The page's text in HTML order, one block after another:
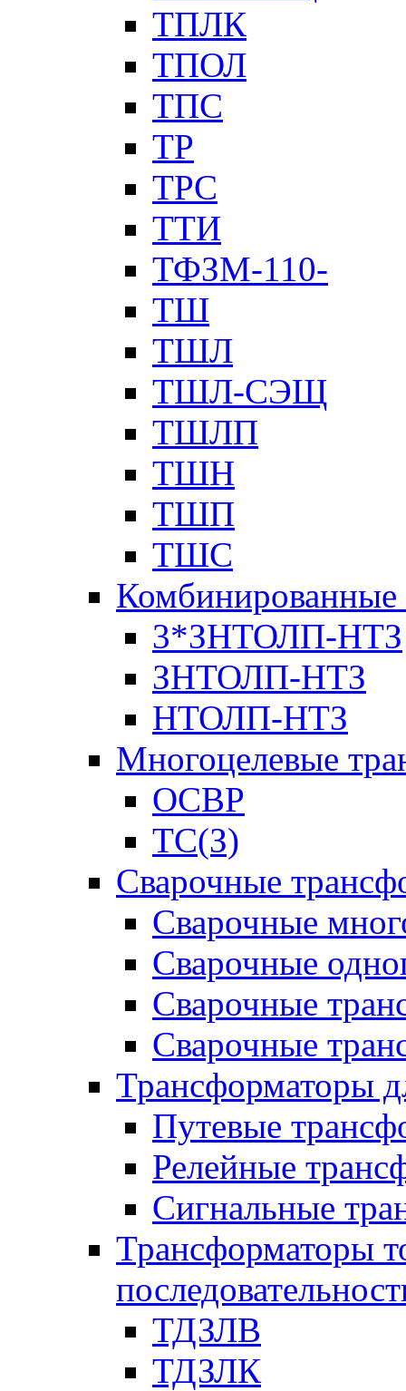
ТПЛК
ТПОЛ
ТПС
ТР
ТРС
ТТИ
ТФЗМ-110-
ТШ
ТШЛ
ТШЛ-СЭЩ
ТШЛП
ТШН
ТШП
ТШС
Комбинированные
3*ЗНТОЛП-НТЗ
ЗНТОЛП-НТЗ
НТОЛП-НТЗ
Многоцелевые
ОСВР
ТС(З)
Сварочные
Сварочные
Сварочные
Сварочные
Сварочные
Трансформаторы
Путевые
Релейные
Сигнальные
Трансформаторы
ТДЗЛВ
ТДЗЛК